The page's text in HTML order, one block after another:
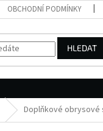
OBCHODNÍ PODMÍNKY
HLEDAT
Doplňkové obrysové